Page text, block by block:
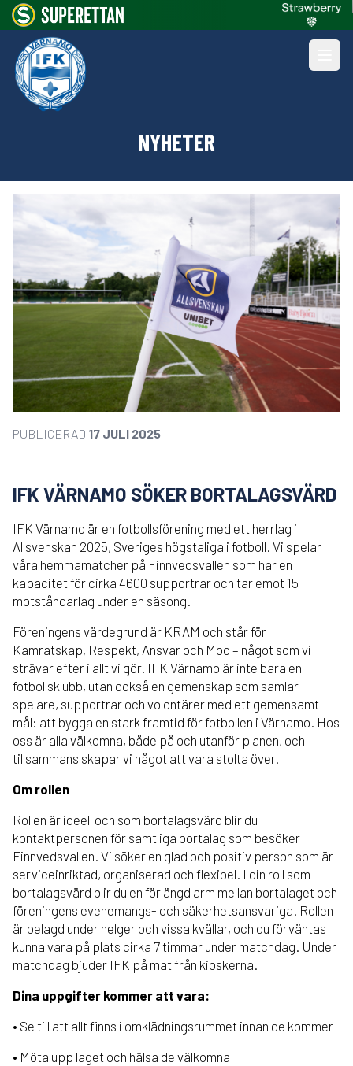
NYHETER
PUBLICERAD 17 JULI 2025
IFK VÄRNAMO SÖKER BORTALAGSVÄRD
IFK Värnamo är en fotbollsförening med ett herrlag i
Allsvenskan 2025, Sveriges högstaliga i fotboll. Vi spelar
våra hemmamatcher på Finnvedsvallen som har en
kapacitet för cirka 4600 supportrar och tar emot 15
motståndarlag under en säsong.
Föreningens värdegrund är KRAM och står för
Kamratskap, Respekt, Ansvar och Mod – något som vi
strävar efter i allt vi gör. IFK Värnamo är inte bara en
fotbollsklubb, utan också en gemenskap som samlar
spelare, supportrar och volontärer med ett gemensamt
mål: att bygga en stark framtid för fotbollen i Värnamo. Hos
oss är alla välkomna, både på och utanför planen, och
tillsammans skapar vi något att vara stolta över.
Om rollen
Rollen är ideell och som bortalagsvärd blir du
kontaktpersonen för samtliga bortalag som besöker
Finnvedsvallen. Vi söker en glad och positiv person som är
serviceinriktad, organiserad och flexibel. I din roll som
bortalagsvärd blir du en förlängd arm mellan bortalaget och
föreningens evenemangs- och säkerhetsansvariga. Rollen
är belagd under helger och vissa kvällar, och du förväntas
kunna vara på plats cirka 7 timmar under matchdag. Under
matchdag bjuder IFK på mat från kioskerna.
Dina uppgifter kommer att vara:
• Se till att allt finns i omklädningsrummet innan de kommer
• Möta upp laget och hälsa de välkomna